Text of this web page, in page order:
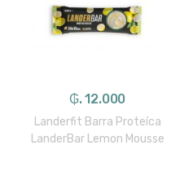
₲. 12.000
Landerfit Barra Proteíca
LanderBar Lemon Mousse